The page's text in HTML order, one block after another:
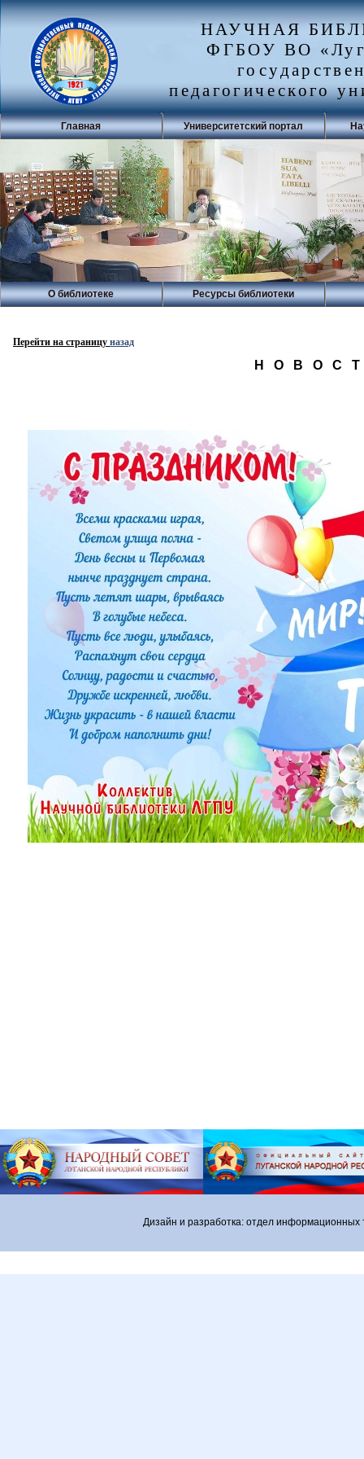
НАУЧНАЯ
ФГБОУ ВО
педагогического
Главная Университетский портал
О библиотеке Ресурсы библиотеки
Перейти на страницу назад
Н О В О С
Дизайн и разработка: отдел информационных